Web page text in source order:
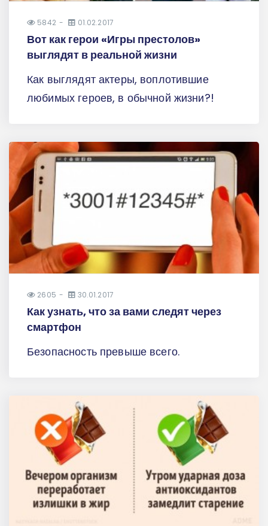
5842 01.02.2017
Вот как герои «Игры престолов»
выглядят в реальной жизни
Как выглядят актеры, воплотившие
любимых героев, в обычной жизни?!
2605 30.01.2017
Как узнать, что за вами следят через
смартфон
Безопасность превыше всего.